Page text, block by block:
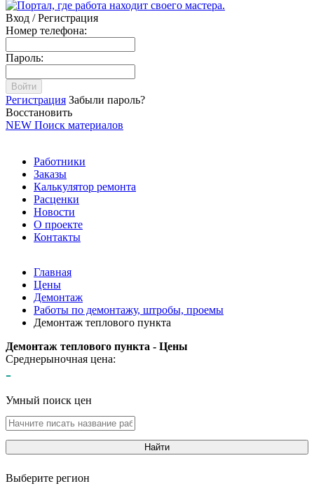
Вход / Регистрация
Номер телефона:
Пароль:
Войти
Регистрация Забыли пароль?
Восстановить
NEW Поиск материалов
Работники
Заказы
Калькулятор ремонта
Расценки
Новости
О проекте
Контакты
Главная
Цены
Демонтаж
Работы по демонтажу, штробы, проемы
Демонтаж теплового пункта
Демонтаж теплового пункта - Цены
Среднерыночная цена:
-
Умный поиск цен
Найти
Выберите регион